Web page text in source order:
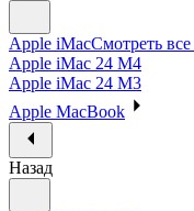
Apple iMacСмотреть
Apple iMac 24 M4
Apple iMac 24 M3
Apple MacBook
Назад